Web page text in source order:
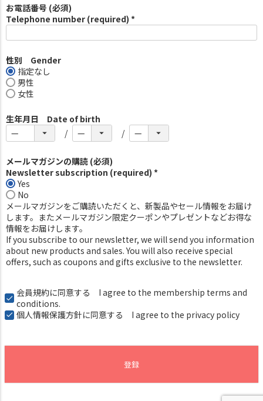
お電話番号 (必須)
Telephone number (required) *
性別 Gender
指定なし
男性
女性
生年月日 Date of birth
メールマガジンの購読 (必須)
Newsletter subscription (required) *
Yes
No
メールマガジンをご購読いただくと、新製品やセール情報をお届け
します。またメールマガジン限定クーポンやプレゼントなどお得な
情報をお届けします。
If you subscribe to our newsletter, we will send you information
about new products and sales. You will also receive special
offers, such as coupons and gifts exclusive to the newsletter.
会員規約に同意する I agree to the membership terms and
conditions.
個人情報保護方針に同意する I agree to the privacy policy
登録